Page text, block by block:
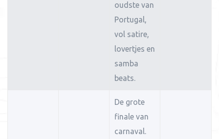
oudste van
Portugal,
vol satire,
lovertjes en
samba
beats.
De grote
finale van
carnaval.